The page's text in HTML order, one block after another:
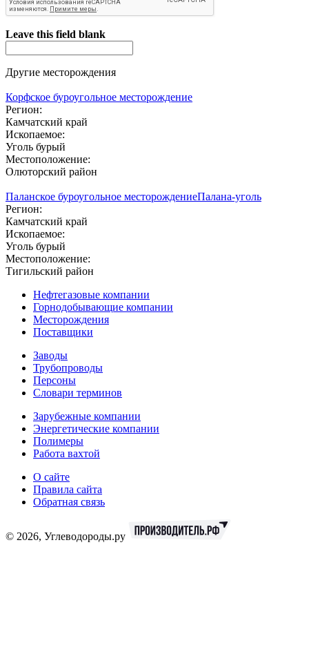
Leave this field blank
Другие месторождения
Корфское буроугольное месторождение
Регион:
Камчатский край
Ископаемое:
Уголь бурый
Местоположение:
Олюторский район
Паланское буроугольное месторождениеПалана-уголь
Регион:
Камчатский край
Ископаемое:
Уголь бурый
Местоположение:
Тигильский район
Нефтегазовые компании
Горнодобывающие компании
Месторождения
Поставщики
Заводы
Трубопроводы
Персоны
Словари терминов
Зарубежные компании
Энергетические компании
Полимеры
Работа вахтой
О сайте
Правила сайта
Обратная связь
© 2026, Углеводороды.ру